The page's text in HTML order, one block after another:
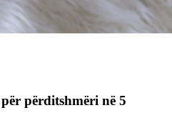
përditshmëri në 5